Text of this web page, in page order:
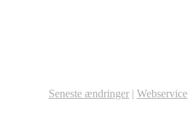
Seneste ændringer | Webservice